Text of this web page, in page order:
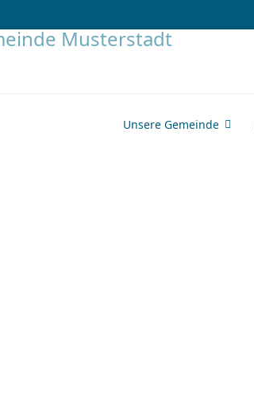
Unsere Gemeinde